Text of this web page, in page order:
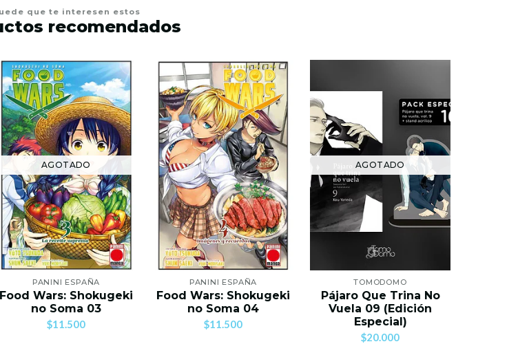
que te interesen estos
recomendados
AGOTADO
PANINI ESPAÑA
Food Wars: Shokugeki
no Soma 03
$11.500
PANINI ESPAÑA
Food Wars: Shokugeki
no Soma 04
$11.500
AGOTADO
TOMODOMO
Pájaro Que Trina No
Vuela 09 (Edición
Especial)
$20.000